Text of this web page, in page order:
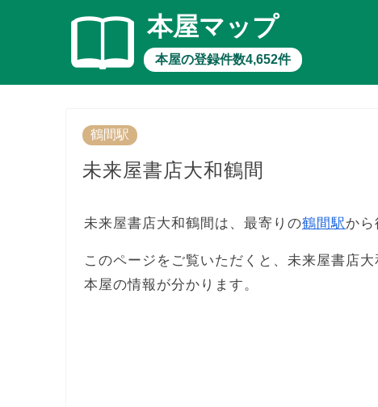
本屋マップ
本屋の登録件数4,652件
鶴間駅
未来屋書店大和鶴間
未来屋書店大和鶴間は、最寄りの鶴間駅から
このページをご覧いただくと、未来屋書店
本屋の情報が分かります。